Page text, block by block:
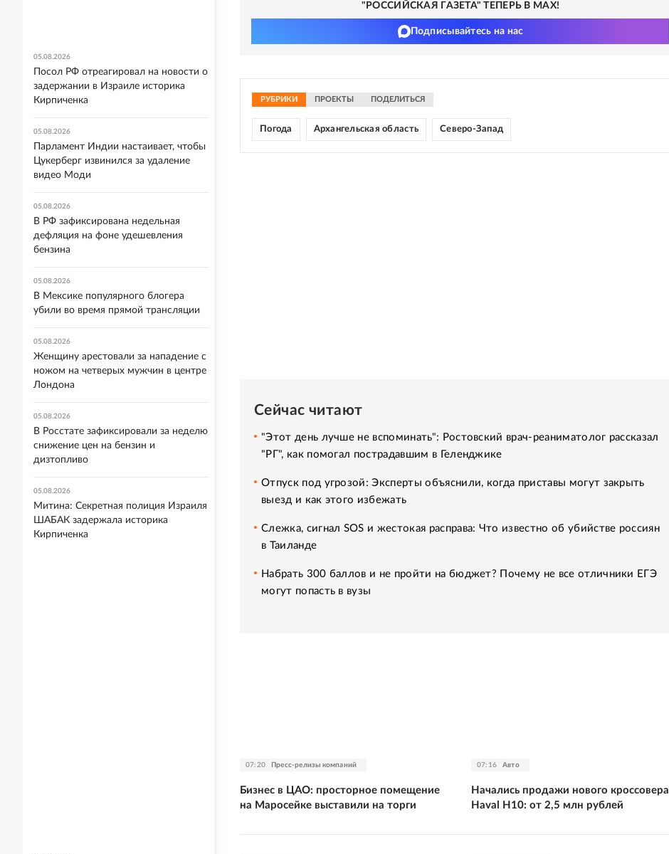
"РОССИЙСКАЯ ГАЗЕТА" ТЕПЕРЬ В MAX!
Подписывайтесь на нас
РУБРИКИ ПРОЕКТЫ ПОДЕЛИТЬСЯ
Погода Архангельская область Северо-Запад
Сейчас читают
"Этот день лучше не вспоминать": Ростовский врач-реаниматолог рассказал
"РГ", как помогал пострадавшим в Геленджике
Отпуск под угрозой: Эксперты объяснили, когда приставы могут закрыть
выезд и как этого избежать
Слежка, сигнал SOS и жестокая расправа: Что известно об убийстве россиян
в Таиланде
Набрать 300 баллов и не пройти на бюджет? Почему не все отличники ЕГЭ
могут попасть в вузы
07:20 Пресс-релизы компаний
Бизнес в ЦАО: просторное помещение
на Маросейке выставили на торги
07:16 Авто
Начались продажи нового кроссовера
Haval H10: от 2,5 млн рублей
05.08.2026
Посол РФ отреагировал на новости о
задержании в Израиле историка
Кирпиченка
05.08.2026
Парламент Индии настаивает, чтобы
Цукерберг извинился за удаление
видео Моди
05.08.2026
В РФ зафиксирована недельная
дефляция на фоне удешевления
бензина
05.08.2026
В Мексике популярного блогера
убили во время прямой трансляции
05.08.2026
Женщину арестовали за нападение с
ножом на четверых мужчин в центре
Лондона
05.08.2026
В Росстате зафиксировали за неделю
снижение цен на бензин и
дизтопливо
05.08.2026
Митина: Секретная полиция Израиля
ШАБАК задержала историка
Кирпиченка